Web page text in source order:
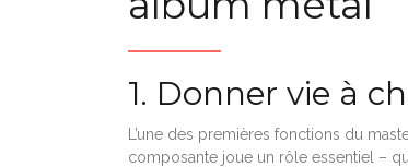
1. Donner vie à
L’une des premières fonctions du
composante joue un rôle essentiel –